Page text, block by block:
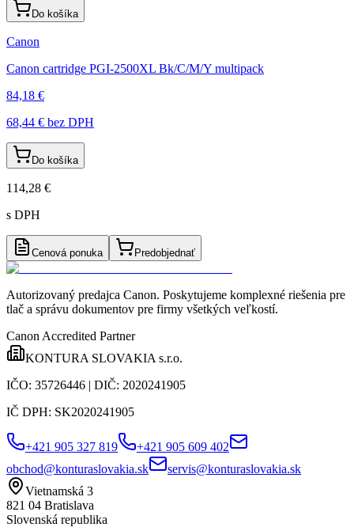
Do košíka
Canon
Canon cartridge PGI-2500XL Bk/C/M/Y multipack
84,18 €
68,44 € bez DPH
Do košíka
114,28 €
s DPH
Cenová ponuka Predobjednať
Autorizovaný predajca Canon. Poskytujeme komplexné riešenia pre
tlač a správu dokumentov pre firmy všetkých veľkostí.
Canon Accredited Partner
KONTURA SLOVAKIA s.r.o.
IČO: 35726446 | DIČ: 2020241905
IČ DPH: SK2020241905
+421 905 327 819
+421 905 609 402
obchod@konturaslovakia.sk
servis@konturaslovakia.sk
Vietnamská 3
821 04 Bratislava
Slovenská republika